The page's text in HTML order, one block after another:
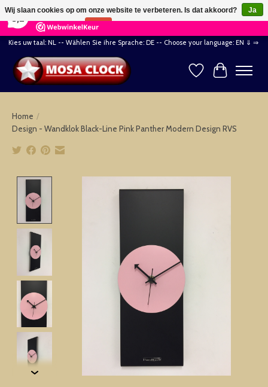
164 Reviews ×
Kies uw taal: NL -- Wählen Sie ihre Sprache: DE -- Choose your language: EN ⇓ ⇒
Verlanglijst
Home /
Design - Wandklok Black-Line Pink Panther Modern Design RVS
Wij slaan cookies op om onze website te verbeteren. Is dat akkoord?
Ja
Nee